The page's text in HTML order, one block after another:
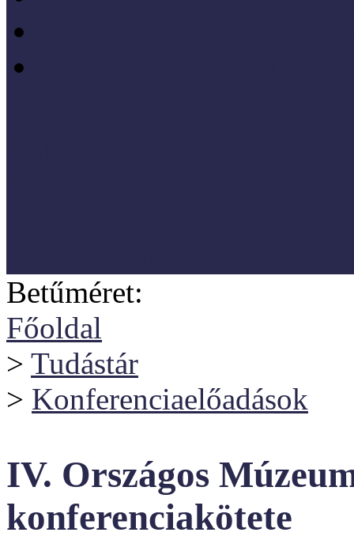
Betűméret:
Főoldal
> Tudástár
> Konferenciaelőadások
IV. Országos
konferenciakötete